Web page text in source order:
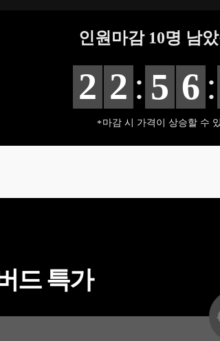
인원마감 10명 남
2 2 : 5 6 :
마감 시 가격이 상승할 수
드 특가